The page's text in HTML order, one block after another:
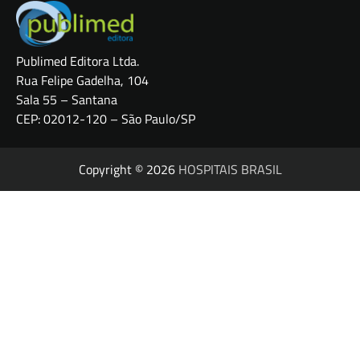
Publimed Editora Ltda.
Rua Felipe Gadelha, 104
Sala 55 – Santana
CEP: 02012-120 – São Paulo/SP
Copyright © 2026 HOSPITAIS BRASIL